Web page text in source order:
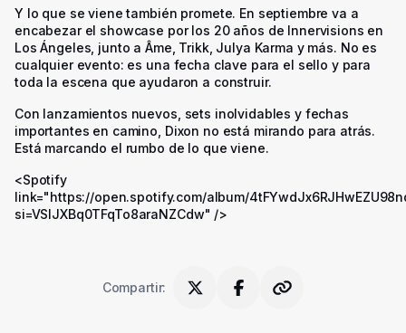
Y lo que se viene también promete. En septiembre va a
encabezar el showcase por los 20 años de Innervisions en
Los Ángeles, junto a Âme, Trikk, Julya Karma y más. No es
cualquier evento: es una fecha clave para el sello y para
toda la escena que ayudaron a construir.
Con lanzamientos nuevos, sets inolvidables y fechas
importantes en camino, Dixon no está mirando para atrás.
Está marcando el rumbo de lo que viene.
<Spotify
link="https://open.spotify.com/album/
si=VSIJXBq0TFqTo8araNZCdw" />
Compartir: